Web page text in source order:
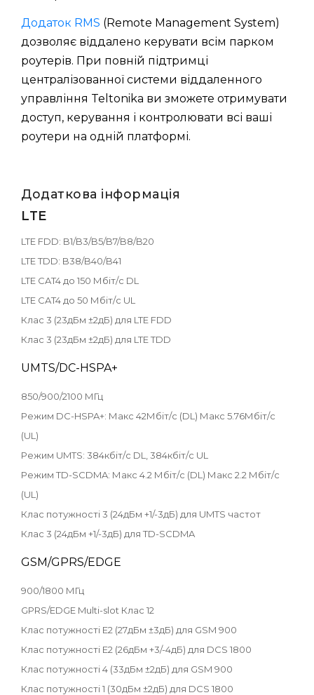
Додаток RMS (Remote Management System)
дозволяє віддалено керувати всім парком
роутерів. При повній підтримці
централізованної системи віддаленного
управління Teltonika ви зможете отримувати
доступ, керування і контролювати всі ваші
роутери на одній платформі.
Додаткова інформація
LTE
LTE FDD: B1/B3/B5/B7/B8/B20
LTE TDD: B38/B40/B41
LTE CAT4 до 150 Мбіт/с DL
LTE CAT4 до 50 Мбіт/с UL
Клас 3 (23дБм ±2дБ) для LTE FDD
Клас 3 (23дБм ±2дБ) для LTE TDD
UMTS/DC-HSPA+
850/900/2100 МГц
Режим DC-HSPA+: Макс 42Мбіт/с (DL) Макс 5.76Мбіт/с
(UL)
Режим UMTS: 384кбіт/с DL, 384кбіт/с UL
Режим TD-SCDMA: Макс 4.2 Мбіт/с (DL) Макс 2.2 Мбіт/с
(UL)
Клас потужності 3 (24дБм +1/-3дБ) для UMTS частот
Клас 3 (24дБм +1/-3дБ) для TD-SCDMA
GSM/GPRS/EDGE
900/1800 МГц
GPRS/EDGE Multi-slot Клас 12
Клас потужності E2 (27дБм ±3дБ) для GSM 900
Клас потужності E2 (26дБм +3/-4дБ) для DCS 1800
Клас потужності 4 (33дБм ±2дБ) для GSM 900
Клас потужності 1 (30дБм ±2дБ) для DCS 1800